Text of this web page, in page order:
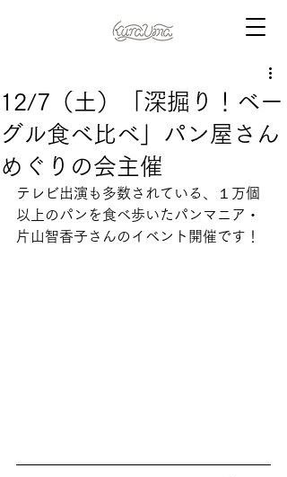
12/7（土）「深掘り！ベー
グル食べ比べ」パン屋さん
めぐりの会主催
テレビ出演も多数されている、１万個
以上のパンを食べ歩いたパンマニア・
片山智香子さんのイベント開催です！